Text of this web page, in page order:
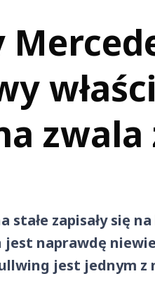
zwala
zapisały się
naprawdę
jest jednym z